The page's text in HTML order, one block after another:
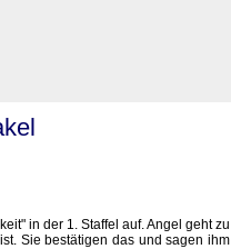
in der 1. Staffel auf. Angel geht zu
Sie bestätigen das und sagen ihm